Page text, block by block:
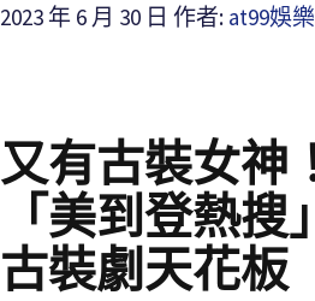
2023 年 6 月 30 日 作者: at99娛
又有古裝女神
「美到登熱
古裝劇天花板